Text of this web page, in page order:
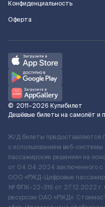
Конфиденциальность
Оферта
© 2011–2026 Купибилет
Дешёвые билеты на самолёт и
Ж/Д билеты предоставляются
с использованием веб-
пассажирские решения» на
от 04.04.2024 заключенного с
ООО «РЖД-Цифровые
№ ФПК-22-316 от 27.12.2022 г.
ресурсом ОАО «РЖД».